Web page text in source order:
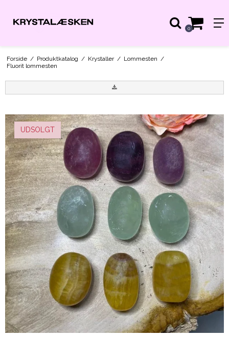
0
Forside / Produktkatalog / Krystaller / Lommesten /
Fluorit lommesten
UDSOLGT